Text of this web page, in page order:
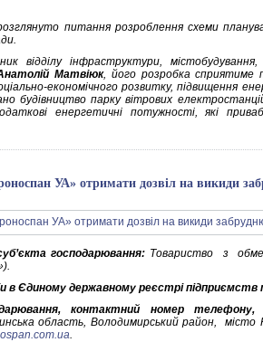
питання розроблення схеми
відділу інфраструктури,
Матвіюк, його розробка сприятиме
економічного розвитку, підвищення
будівництво парку вітрових
енергетичні потужності, які
УА» отримати дозвіл на викиди
господарювання: Товариство з
в Єдиному державному реєстрі підприємств
контактний номер
область, Володимирський район, місто
.